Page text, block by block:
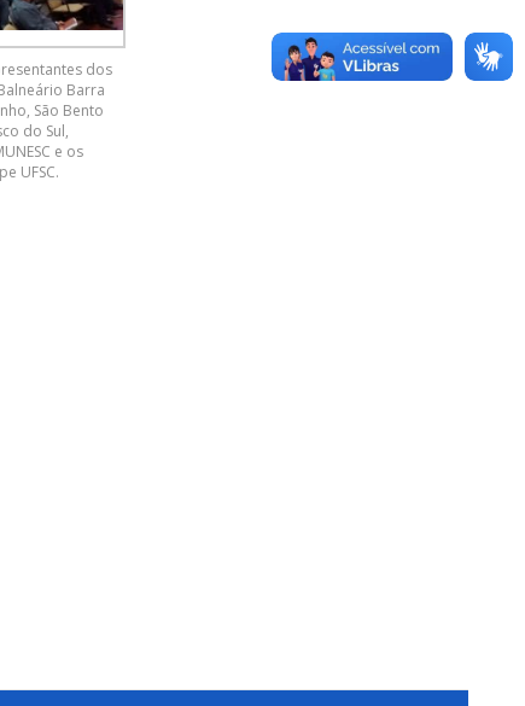
dos
Barra
São Bento
do Sul,
e os
UFSC.